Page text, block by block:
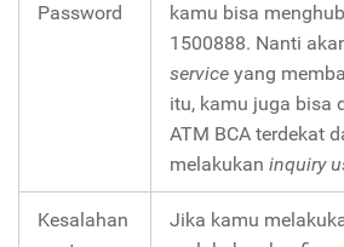
Password
kamu bisa
1500888. Nanti
service yang
itu, kamu juga bisa
ATM BCA terdekat
melakukan inquiry
Kesalahan
Jika kamu